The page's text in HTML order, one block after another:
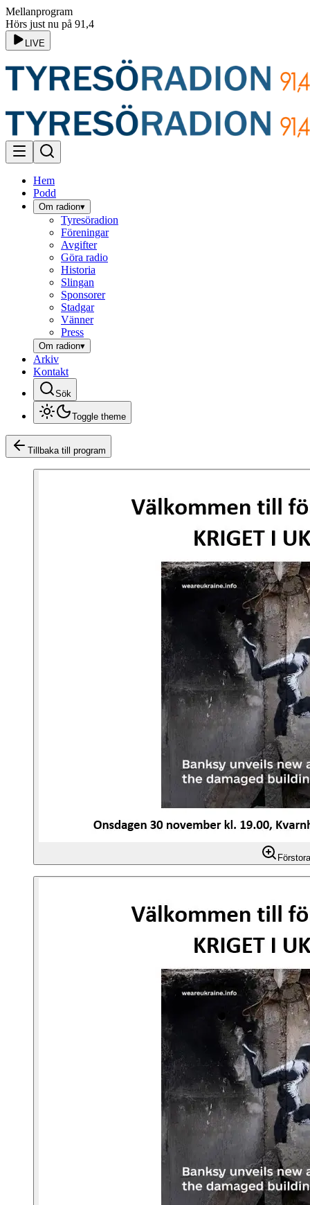
Mellanprogram
Hörs just nu på 91,4
LIVE
Hem
Podd
Om radion▾
Tyresöradion
Föreningar
Avgifter
Göra radio
Historia
Slingan
Sponsorer
Stadgar
Vänner
Press
Om radion▾
Arkiv
Kontakt
Sök
Toggle theme
Tillbaka till program
Förstora